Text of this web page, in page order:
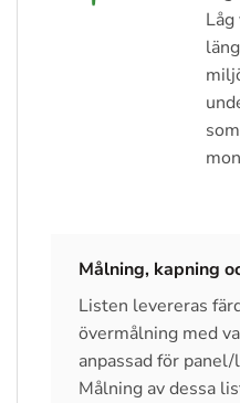
Målning, kapning
Listen levereras
övermålning med
anpassad för
Målning av dessa